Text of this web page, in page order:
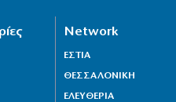
Network
ΕΣΤΙΑ
ΘΕΣΣΑΛΟΝΙΚΗ
ΕΛΕΥΘΕΡΙΑ